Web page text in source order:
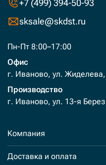
+7 (499) 394-50-93
sksale@skdst.ru
Пн-Пт 8:00–17:00
Офис
г. Иваново, ул.
Производство
г. Иваново, ул. 13-я
Компания
Доставка и оплата